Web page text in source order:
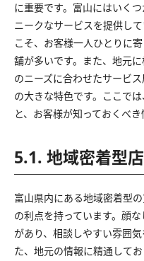
に重要です。富山にはいく
ニークなサービスを提供し
こそ、お客様一人ひとりに
舗が多いです。また、地元
のニーズに合わせたサービ
の大きな特色です。ここで
と、お客様が知っておくべ
5.1. 地域密着型
富山県内にある地域密着型
の利点を持っています。顔
があり、相談しやすい雰囲
た、地元の情報に精通して